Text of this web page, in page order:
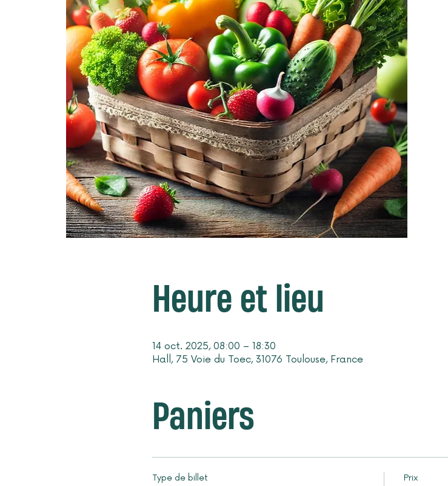
Heure et lieu
14 oct. 2025, 08:00 – 18:30
Hall, 75 Voie du Toec, 31076 Toulouse, France
Paniers
Type de billet Prix